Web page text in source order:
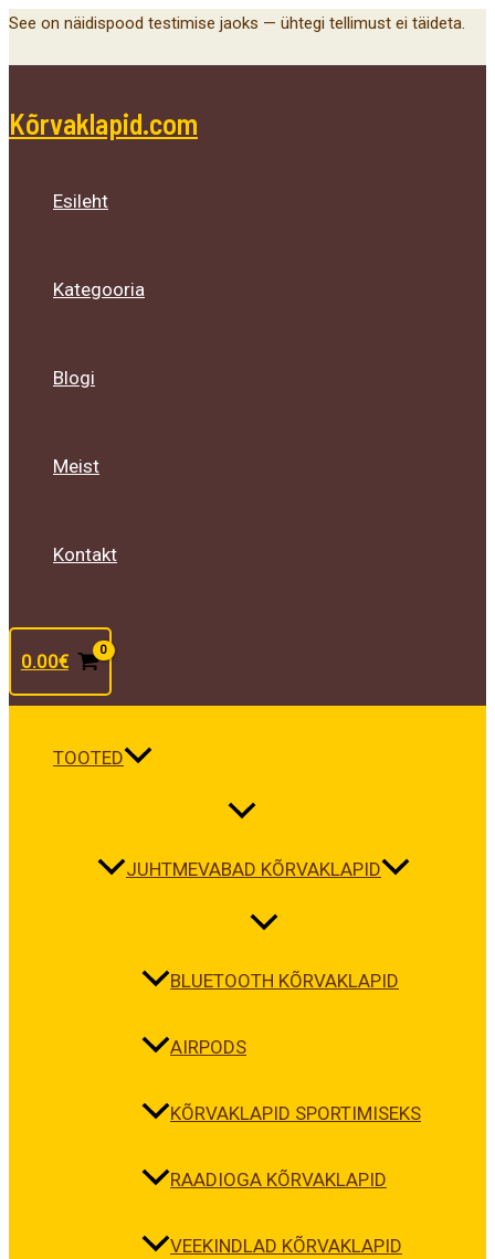
Skip
See on näidispood testimise jaoks — ühtegi tellimust ei täideta.
Kõrvaklapid.com
Esileht
Kategooria
Blogi
Meist
Kontakt
0.00€
TOOTED
Menu
Toggle
JUHTMEVABAD KÕRVAKLAPID
Menu
Toggle
BLUETOOTH KÕRVAKLAPID
AIRPODS
KÕRVAKLAPID SPORTIMISEKS
RAADIOGA KÕRVAKLAPID
VEEKINDLAD KÕRVAKLAPID
Menu
Toggle
Main
Menu